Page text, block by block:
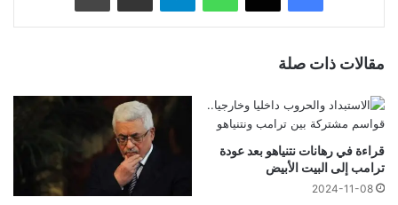
مقالات ذات صلة
قراءة في رهانات نتنياهو بعد عودة
ترامب إلى البيت الأبيض
2024-11-08